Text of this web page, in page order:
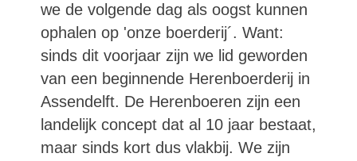
we de volgende dag als oogst kunnen
ophalen op 'onze boerderij´. Want:
sinds dit voorjaar zijn we lid geworden
van een beginnende Herenboerderij in
Assendelft. De Herenboeren zijn een
landelijk concept dat al 10 jaar bestaat,
maar sinds kort dus vlakbij. We zijn